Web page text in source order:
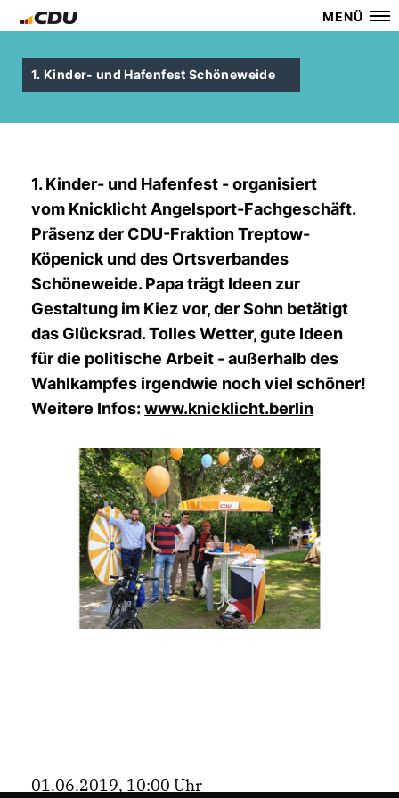
MENÜ
1. Kinder- und Hafenfest Schöneweide
1. Kinder- und Hafenfest - organisiert
vom Knicklicht Angelsport-Fachgeschäft.
Präsenz der CDU-Fraktion Treptow-
Köpenick und des Ortsverbandes
Schöneweide. Papa trägt Ideen zur
Gestaltung im Kiez vor, der Sohn betätigt
das Glücksrad. Tolles Wetter, gute Ideen
für die politische Arbeit - außerhalb des
Wahlkampfes irgendwie noch viel schöner!
Weitere Infos:www.knicklicht.berlin
01.06.2019, 10:00 Uhr